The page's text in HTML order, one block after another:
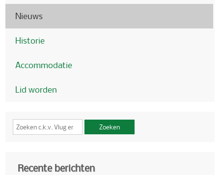
Nieuws
Historie
Accommodatie
Lid worden
Zoeken
Recente berichten